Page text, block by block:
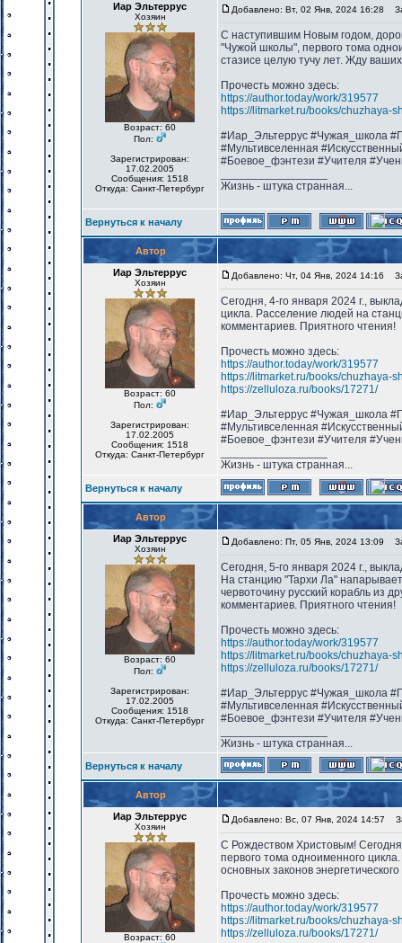
Иар Эльтеррус
Хозяин
Возраст: 60
Пол:
Зарегистрирован:
17.02.2005
Сообщения: 1518
Откуда: Санкт-Петербург
Добавлено: Вт, 02 Янв, 2024 16:28
С наступившим Новым годом,
"Чужой школы", первого тома
стазисе целую тучу лет. Жду
Прочесть можно здесь:
https://author.today/work/319577
https://litmarket.ru/books/chuzhaya-
#Иар_Эльтеррус #Чужая_школа
#Мультивселенная
#Боевое_фэнтези #Учителя
Жизнь - штука странная...
Вернуться к началу
Автор
Иар Эльтеррус
Хозяин
Возраст: 60
Пол:
Зарегистрирован:
17.02.2005
Сообщения: 1518
Откуда: Санкт-Петербург
Добавлено: Чт, 04 Янв, 2024 14:16
Сегодня, 4-го января 2024 г.,
цикла. Расселение людей на
комментариев. Приятного чтения!
Прочесть можно здесь:
https://author.today/work/319577
https://litmarket.ru/books/chuzhaya-
https://zelluloza.ru/books/17271/
#Иар_Эльтеррус #Чужая_школа
#Мультивселенная
#Боевое_фэнтези #Учителя
Жизнь - штука странная...
Вернуться к началу
Автор
Иар Эльтеррус
Хозяин
Возраст: 60
Пол:
Зарегистрирован:
17.02.2005
Сообщения: 1518
Откуда: Санкт-Петербург
Добавлено: Пт, 05 Янв, 2024 13:09
Сегодня, 5-го января 2024 г.,
На станцию "Тархи Ла"
червоточину русский корабль из
комментариев. Приятного чтения!
Прочесть можно здесь:
https://author.today/work/319577
https://litmarket.ru/books/chuzhaya-
https://zelluloza.ru/books/17271/
#Иар_Эльтеррус #Чужая_школа
#Мультивселенная
#Боевое_фэнтези #Учителя
Жизнь - штука странная...
Вернуться к началу
Автор
Иар Эльтеррус
Хозяин
Возраст: 60
Добавлено: Вс, 07 Янв, 2024 14:57
С Рождеством Христовым!
первого тома одноименного
основных законов
Прочесть можно здесь:
https://author.today/work/319577
https://litmarket.ru/books/chuzhaya-
https://zelluloza.ru/books/17271/